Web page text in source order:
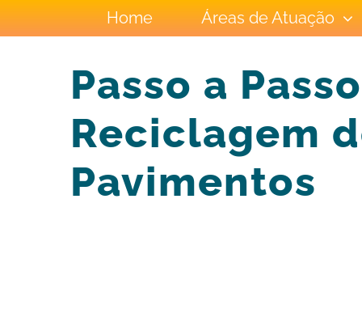
Home Áreas de Atuação
Passo a
Reciclagem
Pavimentos